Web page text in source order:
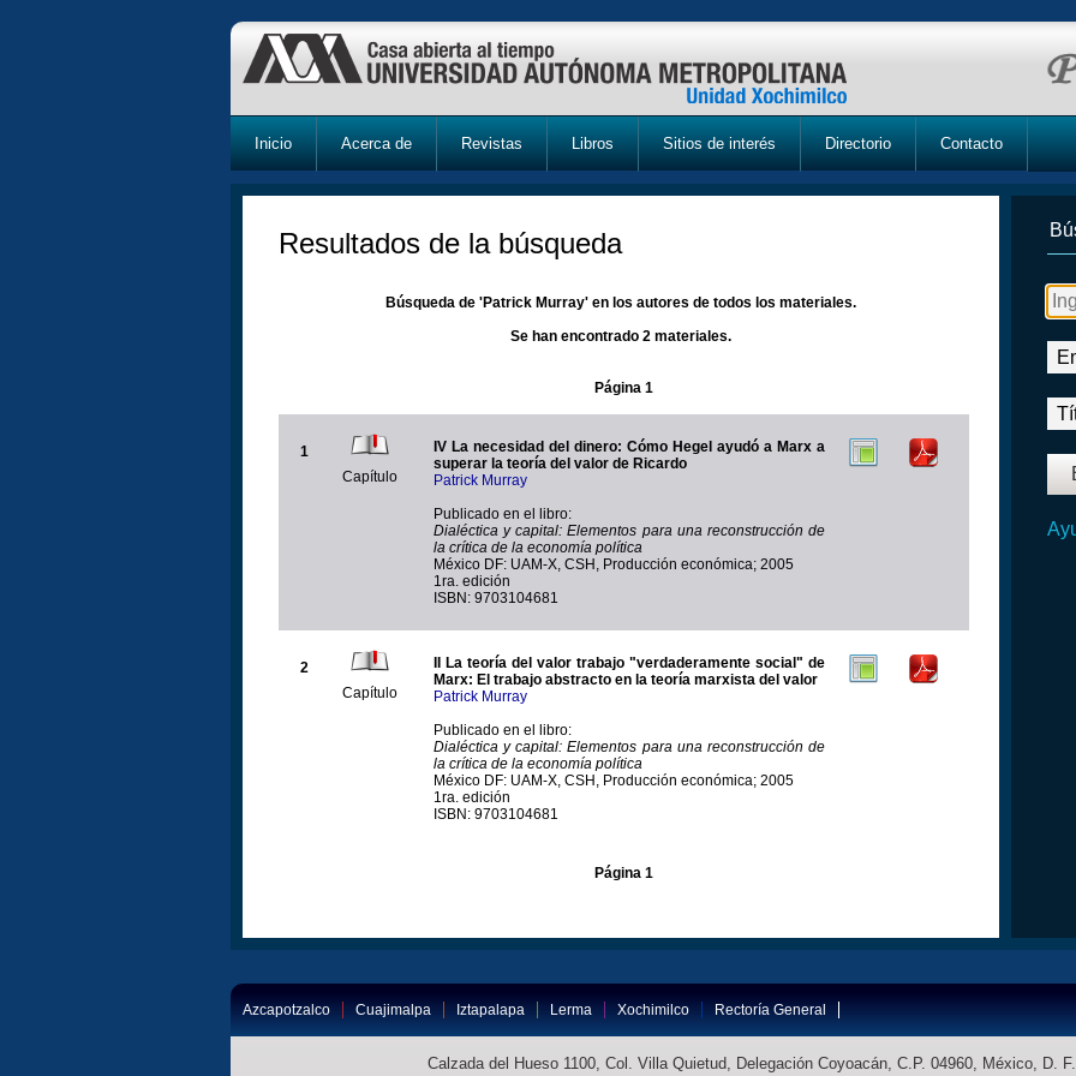
Inicio Acerca de Revistas Libros Sitios de interés Directorio Contacto
Resultados de la búsqueda
Búsqueda de 'Patrick Murray' en los autores de todos los materiales.
Se han encontrado 2 materiales.
Página 1
1
Capítulo
IV La necesidad del dinero: Cómo Hegel ayudó a Marx a
superar la teoría del valor de Ricardo
Patrick Murray
Publicado en el libro:
Dialéctica y capital: Elementos para una reconstrucción de
la crítica de la economía política
México DF: UAM-X, CSH, Producción económica; 2005
1ra. edición
ISBN: 9703104681
2
Capítulo
II La teoría del valor trabajo "verdaderamente social" de
Marx: El trabajo abstracto en la teoría marxista del valor
Patrick Murray
Publicado en el libro:
Dialéctica y capital: Elementos para una reconstrucción de
la crítica de la economía política
México DF: UAM-X, CSH, Producción económica; 2005
1ra. edición
ISBN: 9703104681
Página 1
Azcapotzalco Cuajimalpa Iztapalapa Lerma Xochimilco Rectoría General
Calzada del Hueso 1100, Col. Villa Quietud, Delegación Coyoacán, C.P. 04960, México, D.